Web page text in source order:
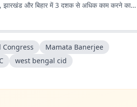
की है, जो उनकी क्षेत्रीय समझ और अनुभव को
राज्य की राजनीति, सरकारी नीतियों, प्रशासनिक
मुद्दों,
Mamata Banerjee
west bengal cid